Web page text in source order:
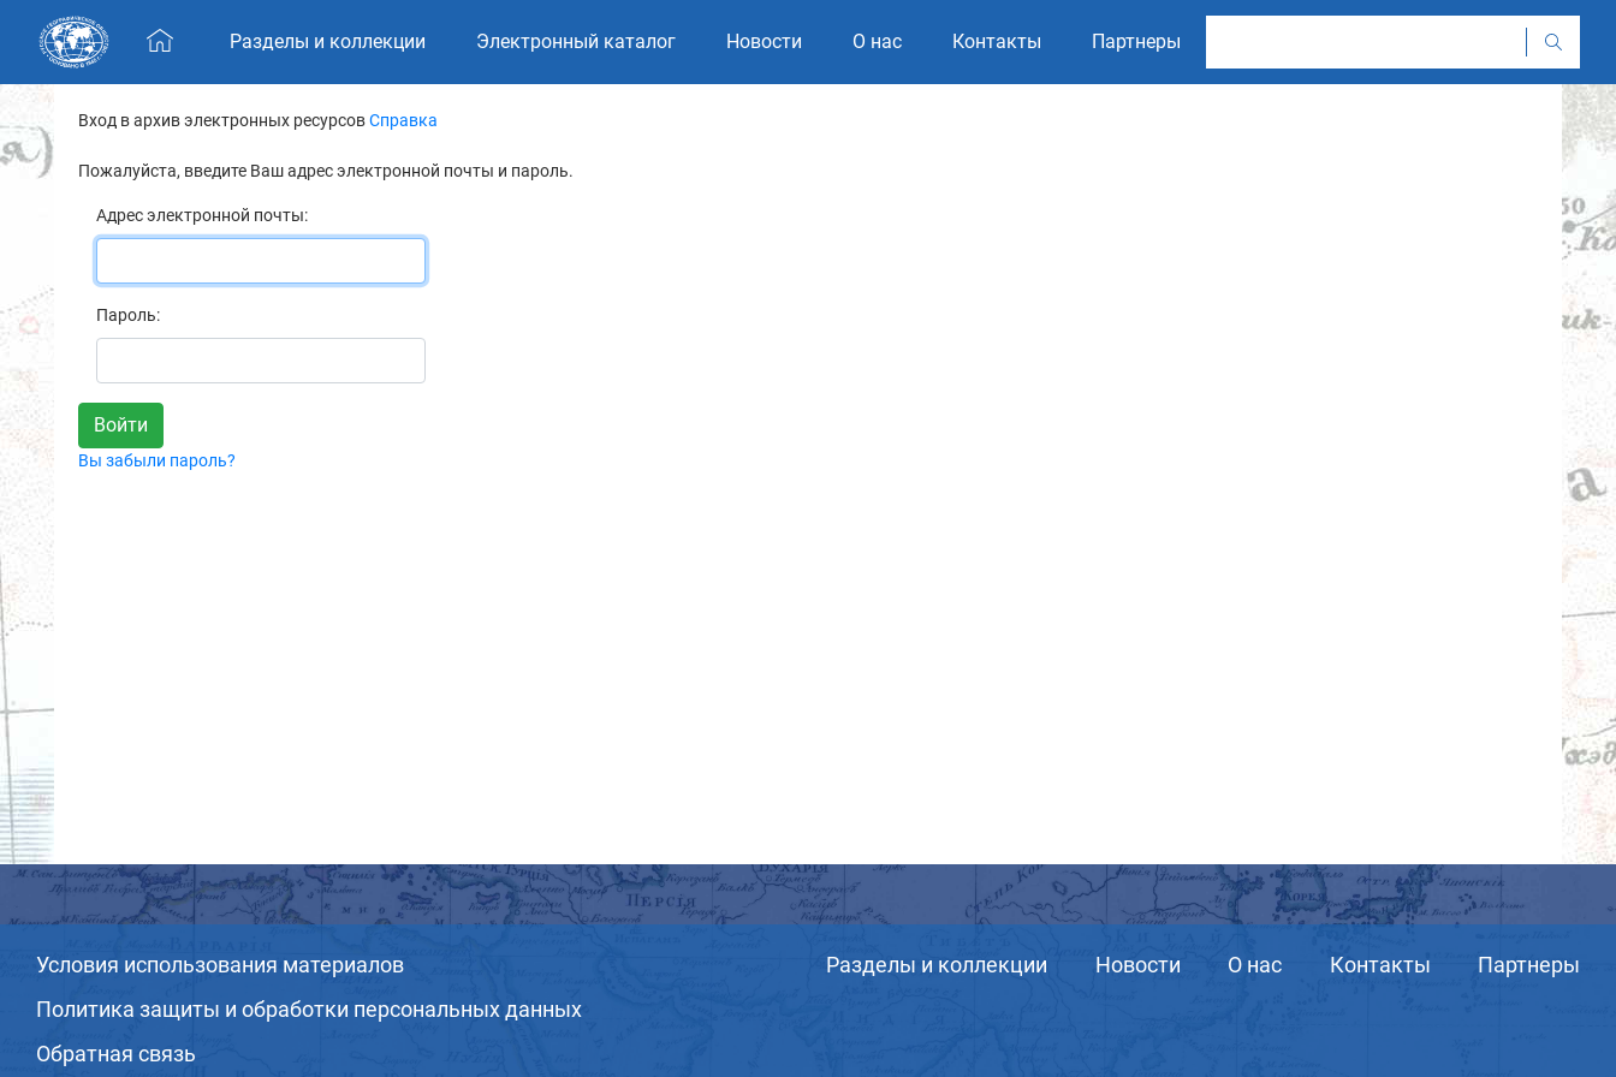
Skip navigation
Разделы и коллекции Электронный каталог Новости О нас Контакты Партнеры
Вход в архив электронных ресурсовСправка
Пожалуйста, введите Ваш адрес электронной почты и пароль.
Адрес электронной почты:
Пароль:
Вы забыли пароль?
Условия использования материалов
Политика защиты и обработки персональных данных
Обратная связь
Разделы и коллекции Новости О нас Контакты Партнеры